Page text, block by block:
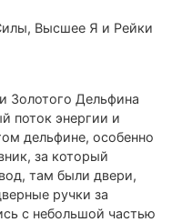
Высшее Я и Рейки
Золотого Дельфина
поток энергии и
дельфине, особенно
за который
там были двери,
ручки за
с небольшой частью